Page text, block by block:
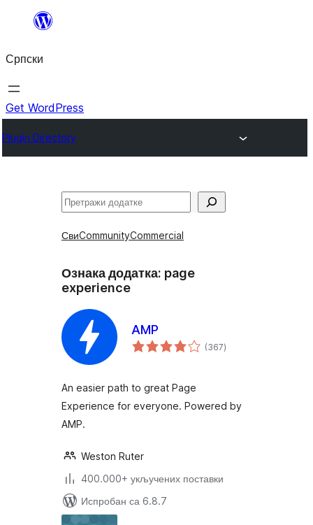
Скочи
садржај
Српски
Get WordPress
Plugin Directory
Претрага
СвиCommunityCommercial
Ознака додатка: page
experience
AMP
(367укупних
оцена
)
An easier path to great Page
Experience for everyone. Powered by
AMP.
Weston Ruter
400.000+ укључених поставки
Испробан са 6.8.7